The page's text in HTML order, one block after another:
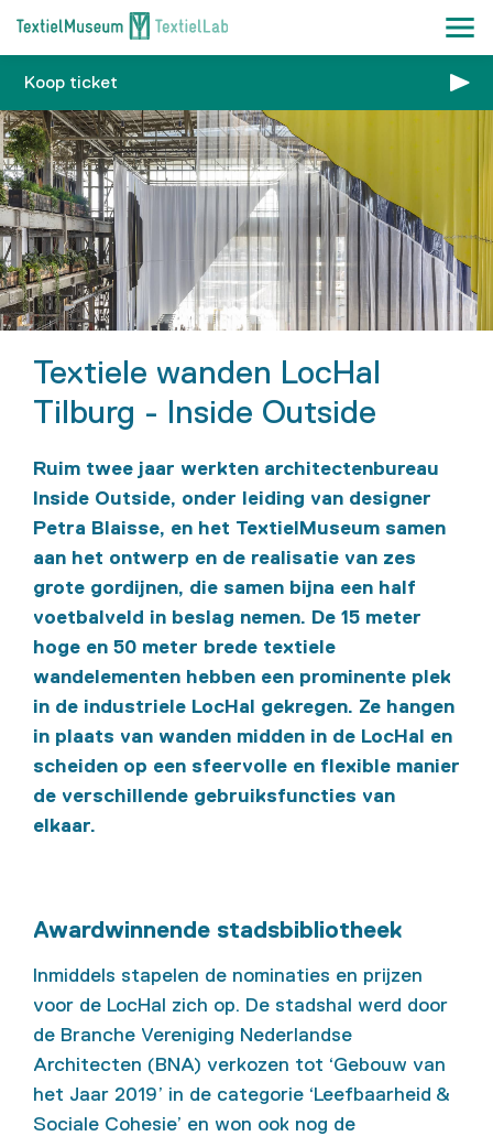
Koop ticket
Textiele wanden LocHal
Tilburg - Inside Outside
Ruim twee jaar werkten architectenbureau
Inside Outside, onder leiding van designer
Petra Blaisse, en het TextielMuseum samen
aan het ontwerp en de realisatie van zes
grote gordijnen, die samen bijna een half
voetbalveld in beslag nemen. De 15 meter
hoge en 50 meter brede textiele
wandelementen hebben een prominente plek
in de industriele LocHal gekregen. Ze hangen
in plaats van wanden midden in de LocHal en
scheiden op een sfeervolle en flexible manier
de verschillende gebruiksfuncties van
elkaar.
Awardwinnende stadsbibliotheek
Inmiddels stapelen de nominaties en prijzen
voor de LocHal zich op. De stadshal werd door
de Branche Vereniging Nederlandse
Architecten (BNA) verkozen tot ‘Gebouw van
het Jaar 2019’ in de categorie ‘Leefbaarheid &
Sociale Cohesie’ en won ook nog de